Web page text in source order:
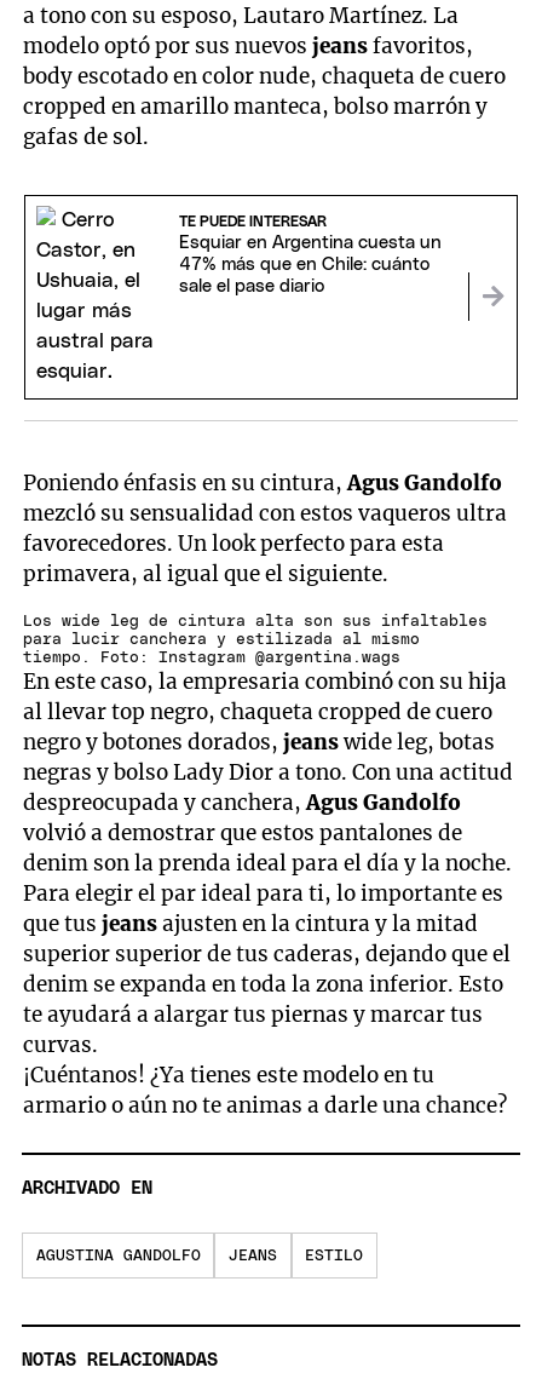
a tono con su esposo, Lautaro Martínez. La
modelo optó por sus nuevosjeansfavoritos,
body escotado en color nude, chaqueta de cuero
cropped en amarillo manteca, bolso marrón y
gafas de sol.
TE PUEDE INTERESAR
Esquiar en Argentina cuesta un
47% más que en Chile: cuánto
sale el pase diario
Poniendo énfasis en su cintura,Agus Gandolfo
mezcló su sensualidad con estos vaqueros ultra
favorecedores. Un look perfecto para esta
primavera, al igual que el siguiente.
Los wide leg de cintura alta son sus infaltables
para lucir canchera y estilizada al mismo
tiempo. Foto: Instagram @argentina.wags
En este caso, la empresaria combinó con su hija
al llevar top negro, chaqueta cropped de cuero
negro y botones dorados,jeanswide leg, botas
negras y bolso Lady Dior a tono. Con una actitud
despreocupada y canchera,Agus Gandolfo
volvió a demostrar que estos pantalones de
denim son la prenda ideal para el día y la noche.
Para elegir el par ideal para ti, lo importante es
que tusjeansajusten en la cintura y la mitad
superior superior de tus caderas, dejando que el
denim se expanda en toda la zona inferior. Esto
te ayudará a alargar tus piernas y marcar tus
curvas.
¡Cuéntanos! ¿Ya tienes este modelo en tu
armario o aún no te animas a darle una chance?
ARCHIVADO EN
AGUSTINA GANDOLFO JEANS ESTILO
NOTAS RELACIONADAS